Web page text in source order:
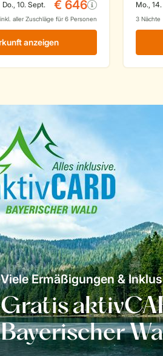
Gratis
Bayerischer
Viele Ermäßigungen &